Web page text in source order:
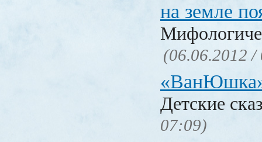
на земле
(06.06.2012 /
Детские
07:09)